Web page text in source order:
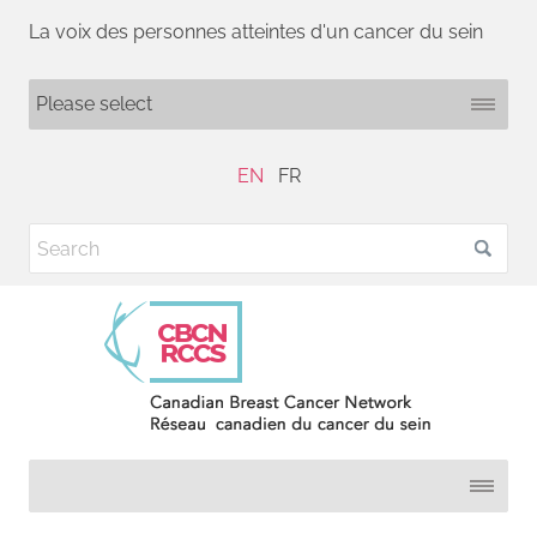
La voix des personnes atteintes d'un cancer du sein
EN FR